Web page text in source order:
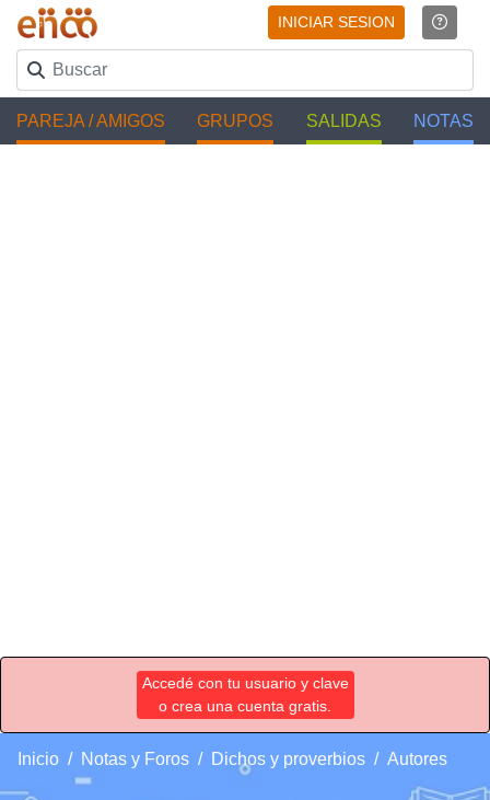
INICIAR SESION
PAREJA / AMIGOS GRUPOS SALIDAS NOTAS
Accedé con tu usuario y clave
o crea una cuenta gratis.
Inicio Notas y Foros Dichos y proverbios Autores